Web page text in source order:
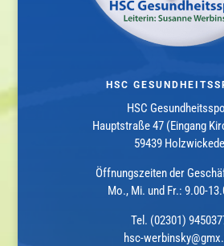
HSC
HSC
Hauptstraße 47 (Eingang
59439 Holzwickede
Öffnungszeiten der
Mo., Mi. und Fr.: 9.00-
Tel. (02301)
hsc-